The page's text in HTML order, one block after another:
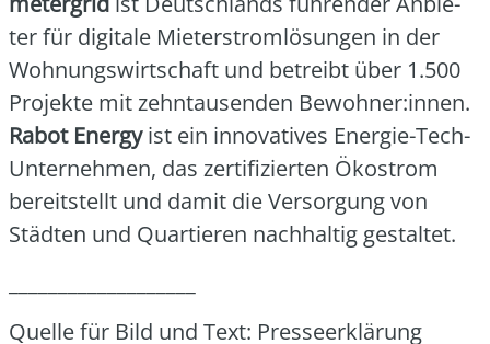
ter für digi­ta­le Mie­ter­strom­lö­sun­gen in der
Woh­nungs­wirt­schaft und betreibt über 1.500
Pro­jek­te mit zehn­tau­sen­den Bewohner:innen.
Rabot Ener­gyist ein inno­va­ti­ves Ener­gie-Tech-
Unter­neh­men, das zer­ti­fi­zier­ten Öko­strom
bereit­stellt und damit die Ver­sor­gung von
Städ­ten und Quar­tie­ren nach­hal­tig gestal­tet.
Quel­le für Bild und Text: Pres­se­er­klä­rung